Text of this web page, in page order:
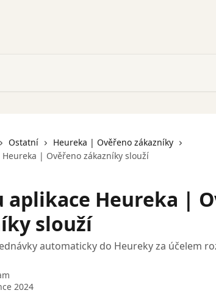
Ostatní
Heureka | Ověřeno zákazníky
Heureka | Ověřeno zákazníky slouží
aplikace Heureka |
slouží
automaticky do Heureky za účelem
2024